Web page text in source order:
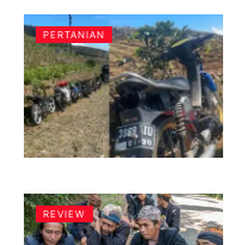
PERTANIAN
REVIEW